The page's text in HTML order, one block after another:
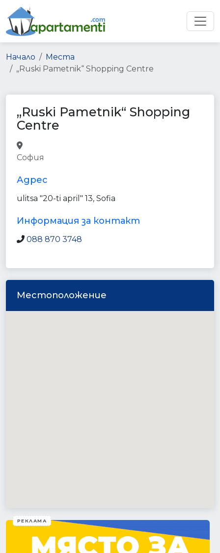
Начало
Места
„Ruski Pametnik“ Shopping Centre
„Ruski Pametnik“ Shopping
Centre
София
Адрес
ulitsa "20-ti april" 13, Sofia
Информация за контакт
088 870 3748
Местоположение
РЕКЛАМА